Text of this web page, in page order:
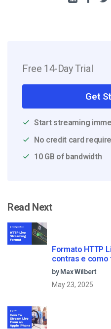
Free 14-Day Trial
Get
Start streaming
No credit card
10 GB of bandwidth
Read Next
Formato HTTP
contras e como
by Max Wilbert
May 23, 2025